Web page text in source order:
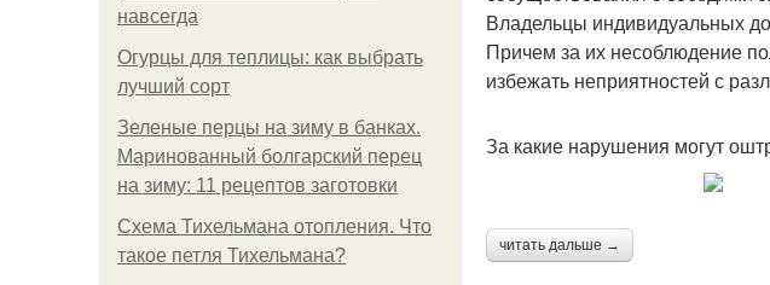
навсегда
Огурцы для теплицы: как выбрать
лучший сорт
Зеленые перцы на зиму в банках.
Маринованный болгарский перец
на зиму: 11 рецептов заготовки
Схема Тихельмана отопления. Что
такое петля Тихельмана?
Владельцы индивидуальных
Причем за их несоблюдение
избежать неприятностей с
За какие нарушения могут
читать дальше →